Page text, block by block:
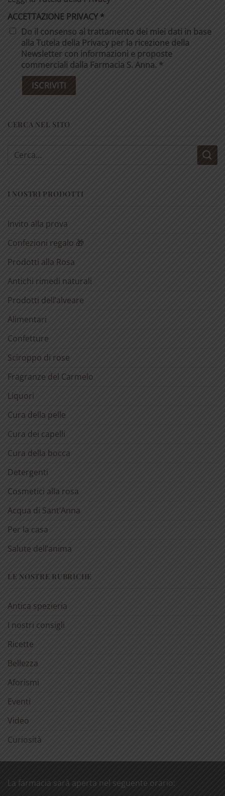
ACCETTAZIONE PRIVACY*
Do il consenso al trattamento dei miei dati in base
alla Tutela della Privacy per la ricezione della
Newsletter con informazioni e proposte
commerciali dalla Farmacia S. Anna. *
CERCA NEL SITO
Cerca:
I NOSTRI PRODOTTI
Invito alla prova
Confezioni regalo 🎁
Prodotti alla Rosa
Antichi rimedi naturali
Prodotti dell’alveare
Alimentari
Confetture
Sciroppo di rose
Fragranze del Carmelo
Liquori
Cura della pelle
Cura dei capelli
Cura della bocca
Detergenti
Cosmetici alla rosa
Acqua di Sant’Anna
Per la casa
Salute dell’anima
LE NOSTRE RUBRICHE
Antica spezieria
I nostri consigli
Ricette
Bellezza
Aforismi
Eventi
Video
Curiosità
La farmacia sarà aperta nel seguente orario: